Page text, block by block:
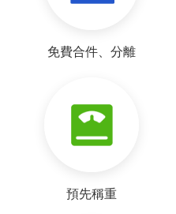
免費合件、分離
預先稱重